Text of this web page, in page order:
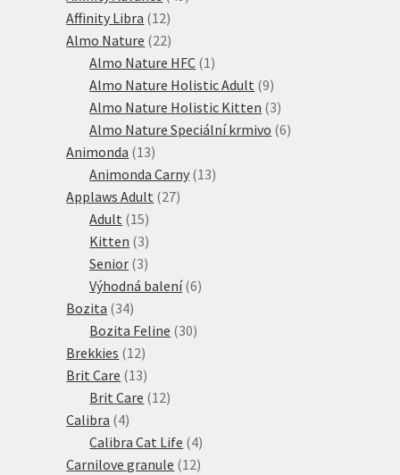
Affinity Libra 1212
produktů
Almo Nature 2222
produktů
Almo Nature HFC 1 1
produkt
Almo Nature Holistic Adult 99
produktů
Almo Nature Holistic Kitten 33
produkty
Almo Nature Speciální krmivo 66
Animonda 1313
produktů
Animonda Carny 1313
Applaws Adult 2727
Adult 1515
produktů
Kitten 33
produkty
Senior 33
produkty
Výhodná balení 66
Bozita 3434
produktů
Bozita Feline 3030
Brekkies 1212
produktů
Brit Care 1313
produktů
Brit Care 1212
Calibra 44
produkty
Calibra Cat Life 44
produkty
Carnilove granule 1212